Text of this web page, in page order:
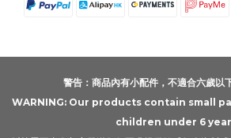
警告：商品內有小配件，不適合六歲以
WARNING: Our products contain small
children under 6